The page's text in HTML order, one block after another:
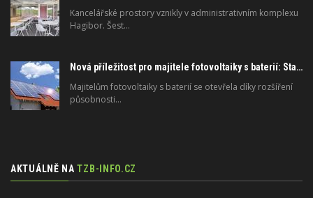
Kancelářské prostory vznikly v administrativním komplexu
Hagibor. Šest…
Nová příležitost pro majitele fotovoltaiky s baterií: Stabilizujte elektrickou síť
Majitelům fotovoltaiky s baterií se otevřela díky rozšíření
působnosti…
AKTUÁLNĚ NA TZB-INFO.CZ